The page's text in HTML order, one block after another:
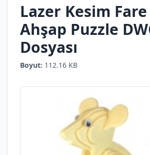
Lazer Kesim Fare
Ahşap Puzzle
Dosyası
Boyut: 112.16 KB